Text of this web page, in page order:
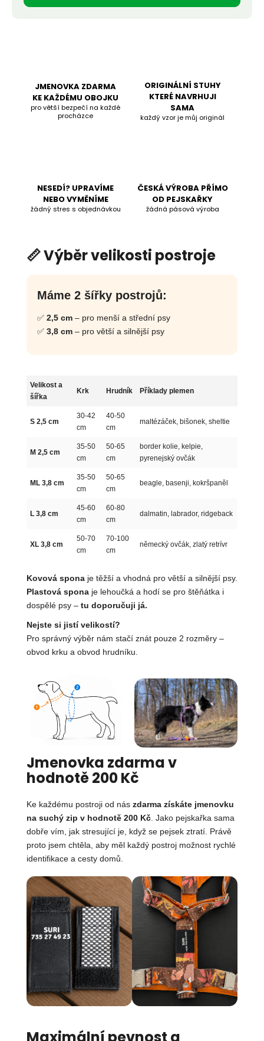
JMENOVKA ZDARMA
KE KAŽDÉMU OBOJKU
pro větší bezpečí na každé
procházce
ORIGINÁLNÍ STUHY
KTERÉ NAVRHUJI
SAMA
každý vzor je můj originál
NESEDÍ? UPRAVÍME
NEBO VYMĚNÍME
žádný stres s objednávkou
ČESKÁ VÝROBA PŘÍMO
OD PEJSKAŘKY
žádná pásová výroba
📏 Výběr velikosti postroje
Máme 2 šířky postrojů:
✅ 2,5 cm – pro menší a střední psy
✅ 3,8 cm – pro větší a silnější psy
Velikost a
šířka
Krk Hrudník Příklady plemen
S 2,5 cm
30-42
cm
40-50
cm
maltézáček, bišonek, sheltie
M 2,5 cm
35-50
cm
50-65
cm
border kolie, kelpie,
pyrenejský ovčák
ML 3,8 cm
35-50
cm
50-65
cm
beagle, basenji, kokršpaněl
L 3,8 cm
45-60
cm
60-80
cm
dalmatin, labrador, ridgeback
XL 3,8 cm
50-70
cm
70-100
cm
německý ovčák, zlatý retrívr
Kovová spona je těžší a vhodná pro větší a silnější psy.
Plastová spona je lehoučká a hodí se pro štěňátka i
dospělé psy – tu doporučuji já.
Nejste si jistí velikostí?
Pro správný výběr nám stačí znát pouze 2 rozměry –
obvod krku a obvod hrudníku.
Jmenovka zdarma v
hodnotě 200 Kč
Ke každému postroji od nás zdarma získáte jmenovku
na suchý zip v hodnotě 200 Kč . Jako pejskařka sama
dobře vím, jak stresující je, když se pejsek ztratí. Právě
proto jsem chtěla, aby měl každý postroj možnost rychlé
identifikace a cesty domů.
Maximální pevnost a